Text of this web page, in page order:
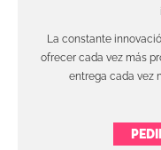
La constante
ofrecer cada vez más
entrega cada vez